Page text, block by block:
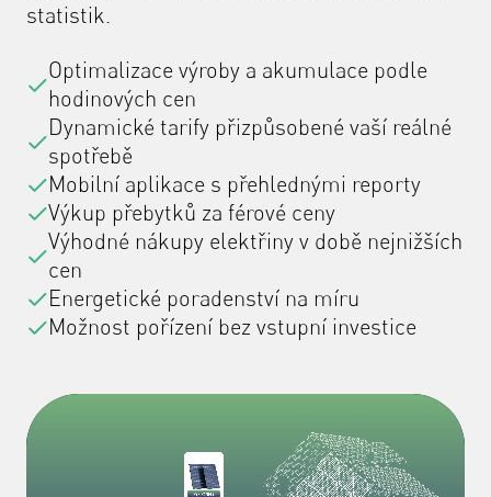
statistik.
Optimalizace výroby a akumulace podle
hodinových cen
Dynamické tarify přizpůsobené vaší reálné
spotřebě
Mobilní aplikace s přehlednými reporty
Výkup přebytků za férové ceny
Výhodné nákupy elektřiny v době nejnižších
cen
Energetické poradenství na míru
Možnost pořízení bez vstupní investice